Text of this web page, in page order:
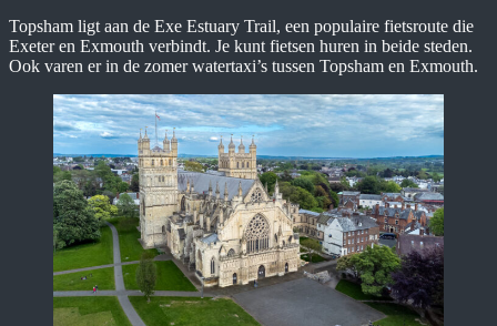
Topsham ligt aan de Exe Estuary Trail, een populaire fietsroute die
Exeter en Exmouth verbindt. Je kunt fietsen huren in beide steden.
Ook varen er in de zomer watertaxi’s tussen Topsham en Exmouth.